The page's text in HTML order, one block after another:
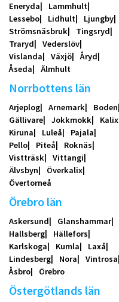
Eneryda
Lammhult
Lessebo
Lidhult
Ljungby
Strömsnäsbruk
Tingsryd
Traryd
Vederslöv
Vislanda
Växjö
Åryd
Åseda
Älmhult
Norrbottens län
Arjeplog Arnemark
Boden
Gällivare
Jokkmokk
Kalix
Kiruna
Luleå
Pajala
Pello
Piteå
Roknäs
Vistträsk
Vittangi
Älvsbyn
Överkalix
Övertorneå
Örebro län
Askersund
Glanshammar
Hallsberg
Hällefors
Karlskoga
Kumla
Laxå
Lindesberg
Nora
Vintrosa
Åsbro
Örebro
Östergötlands län